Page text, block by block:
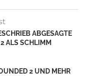
ABGESAGTE
ALS SCHLIMM
2 UND MEHR